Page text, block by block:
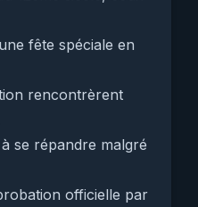
fête spéciale en
rencontrèrent
se répandre malgré
officielle par